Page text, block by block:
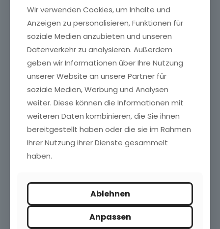
Station Pegel (Radar)
1.199,95 Ursprünglicher
Preis
war:
1.199,95 €
999,95 Aktueller
Preis
ist:
999,95 €.
Station Pegel
899,95€
IM ANGEBOT
Station Umweltdaten
Ursprünglicher
war:
599,95 €
499,95€Aktueller
Preis
ist:
499,95 €.
Temperatur Sensor
Wir verwenden Cookies, um Inhalte und
Anzeigen zu personalisieren, Funktionen für
soziale Medien anzubieten und unseren
Datenverkehr zu analysieren. Außerdem
geben wir Informationen über Ihre Nutzung
unserer Website an unsere Partner für
soziale Medien, Werbung und Analysen
weiter. Diese können die Informationen mit
weiteren Daten kombinieren, die Sie ihnen
bereitgestellt haben oder die sie im Rahmen
Ihrer Nutzung ihrer Dienste gesammelt
haben.
Ablehnen
Anpassen